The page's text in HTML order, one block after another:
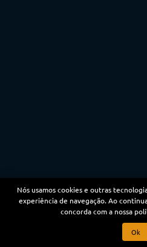
Nós usamos cookies e outras
experiência de navegação. Ao
concorda com a nossa
Ok